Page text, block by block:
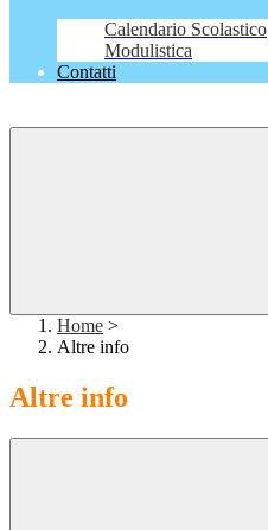
Calendario Scolastico
Modulistica
Contatti
Home >
Altre info
Altre info